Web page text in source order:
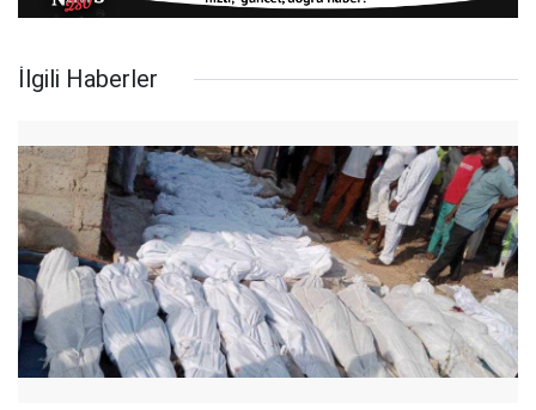
İlgili Haberler